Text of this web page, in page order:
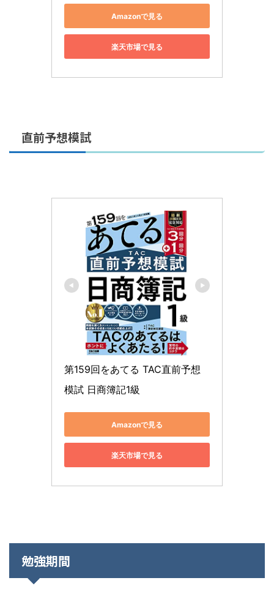
Amazonで見る
楽天市場で見る
直前予想模試
第159回をあてる TAC直前予想
模試 日商簿記1級
Amazonで見る
楽天市場で見る
勉強期間